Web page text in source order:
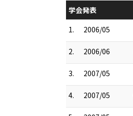
学会発表
1.
2006/05
2. 2006/06
3. 2007/05
4. 2007/05